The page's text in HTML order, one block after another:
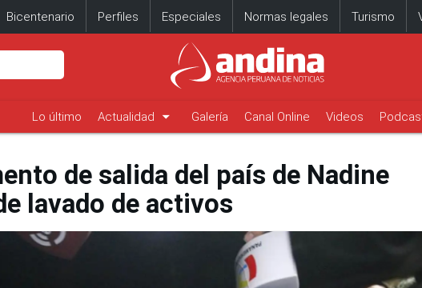
Bicentenario Perfiles Especiales Normas legales Turismo
Lo último Actualidad arrow_drop_down Galería Canal Online Videos
de salida del país de Nadine
lavado de activos